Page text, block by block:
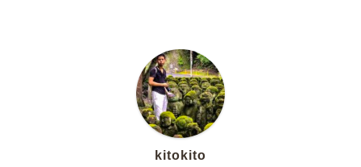
kitokito